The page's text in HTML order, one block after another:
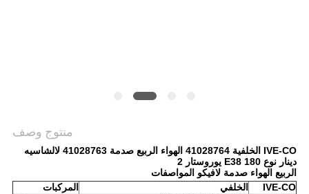
منتوج وصف
IVE-CO الخلفية 41028764 الهواء الربيع صدمة 41028763 لالشاسيه
دينار نوع 180 E38 يوروستار 2
الربيع الهواء صدمة لافيكو المواصفات
IVE-CO
الخلفي
المركبات